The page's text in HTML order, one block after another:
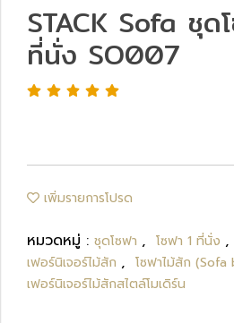
STACK Sofa ชุด
ที่นั่ง SO007
เพิ่มรายการโปรด
หมวดหมู่ : ชุดโซฟา , โซฟา 1 ที่นั่ง ,
เฟอร์นิเจอร์ไม้สัก , โซฟาไม้สัก (Sofa
เฟอร์นิเจอร์ไม้สักสไตล์โมเดิร์น